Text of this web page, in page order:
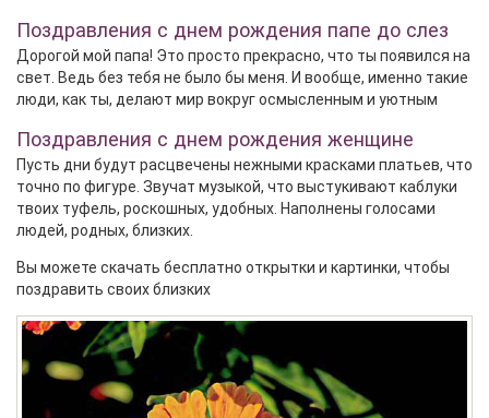
Поздравления с днем рождения папе до слез
Дорогой мой папа! Это просто прекрасно, что ты появился на
свет. Ведь без тебя не было бы меня. И вообще, именно такие
люди, как ты, делают мир вокруг осмысленным и уютным
Поздравления с днем рождения женщине
Пусть дни будут расцвечены нежными красками платьев, что
точно по фигуре. Звучат музыкой, что выстукивают каблуки
твоих туфель, роскошных, удобных. Наполнены голосами
людей, родных, близких.
Вы можете скачать бесплатно открытки и картинки, чтобы
поздравить своих близких